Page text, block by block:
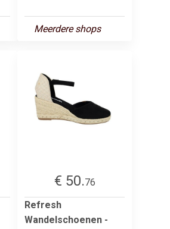
Meerdere shops
€ 50.76
Refresh
Wandelschoenen -